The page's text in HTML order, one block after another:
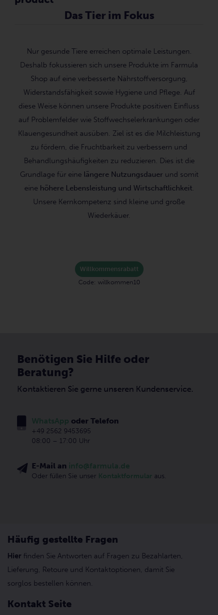
Das Tier im Fokus
Nur gesunde Tiere erreichen optimale Leistungen.
Deshalb fokussieren sich unsere Produkte im Farmula
Shop auf eine verbesserte Nährstoffversorgung,
Widerstandsfähigkeit sowie Hygiene und Pflege. Auf
diese Weise können unsere Produkte positiven Einfluss
auf Problemfelder wie Stoffwechselerkrankungen oder
Klauengesundheit ausüben. Ziel ist es die Milchleistung
zu fördern, die Fruchtbarkeit zu verbessern und
Behandlungshäufigkeiten zu reduzieren. Dies ist die
Grundlage für eine längere Nutzungsdauer und somit
eine höhere Lebensleistung und Wirtschaftlichkeit.
Unsere Kernkompetenz sind kleine und große
Wiederkäuer.
Kostenloser Versand
Versandkostenfrei ab 75€
Benötigen Sie Hilfe oder
Beratung?
Kontaktieren Sie gerne unseren Kundenservice.
WhatsApp oder Telefon
+49 2562 9453695
08:00 – 17:00 Uhr
E-Mail an info@farmula.de
Oder füllen Sie unser Kontaktformular aus.
Häufig gestellte Fragen
Hier finden Sie Antworten auf Fragen zu Bezahlarten,
Lieferung, Retoure und Kontaktoptionen, damit Sie
sorglos bestellen können.
Kontakt Seite